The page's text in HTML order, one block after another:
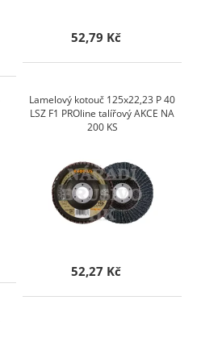
52,79 Kč
Lamelový kotouč 125x22,23 P 40
LSZ F1 PROline talířový AKCE NA
200 KS
52,27 Kč